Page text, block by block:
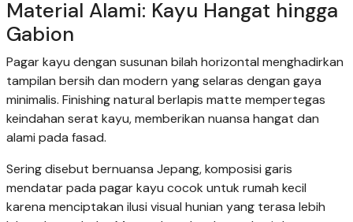
Material Alami: Kayu Hangat hingga
Gabion
Pagar kayu dengan susunan bilah horizontal menghadirkan
tampilan bersih dan modern yang selaras dengan gaya
minimalis. Finishing natural berlapis matte mempertegas
keindahan serat kayu, memberikan nuansa hangat dan
alami pada fasad.
Sering disebut bernuansa Jepang, komposisi garis
mendatar pada pagar kayu cocok untuk rumah kecil
karena menciptakan ilusi visual hunian yang terasa lebih